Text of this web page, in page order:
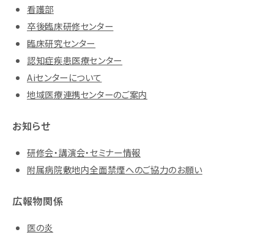
看護部
卒後臨床研修センター
臨床研究センター
認知症疾患医療センター
Aiセンターについて
地域医療連携センターのご案内
お知らせ
研修会・講演会・セミナー情報
附属病院敷地内全面禁煙へのご協力のお願い
広報物関係
医の炎